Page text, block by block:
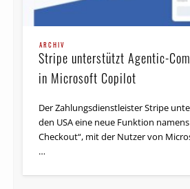
ARCHIV
Stripe unterstützt Agentic-
in Microsoft Copilot
Der Zahlungsdienstleister Stripe
den USA eine neue Funktion
Checkout“, mit der Nutzer von
…